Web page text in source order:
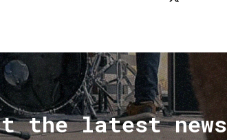
the latest news